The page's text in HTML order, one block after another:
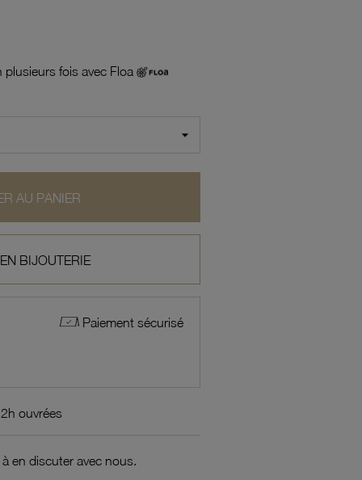
fois avec Floa
AU PANIER
BIJOUTERIE
Paiement sécurisé
ouvrées
en discuter avec nous.